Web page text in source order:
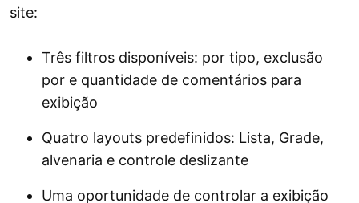
site:
Três filtros disponíveis: por tipo, exclusão
por e quantidade de comentários para
exibição
Quatro layouts predefinidos: Lista, Grade,
alvenaria e controle deslizante
Uma oportunidade de controlar a exibição